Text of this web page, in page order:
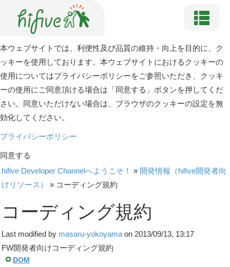
本ウェブサイトでは、利便性及び品質の維持・向上を目的に、ク
ッキーを使用しております。本ウェブサイトにおけるクッキーの
使用についてはプライバシーポリシーをご参照いただき、クッキ
ーの使用にご同意頂ける場合は「同意する」ボタンを押してくだ
さい。同意いただけない場合は、ブラウザのクッキーの設定を無
効化してください。
プライバシーポリシー
同意する
hifive Developer Channelへようこそ！ » 開発情報（hifive開発者向
けリソース）
» コーディング規約
コーディング規約
Last modified by masaru-yokoyama on 2013/09/13, 13:17
FW開発者向けコーディング規約
DOM